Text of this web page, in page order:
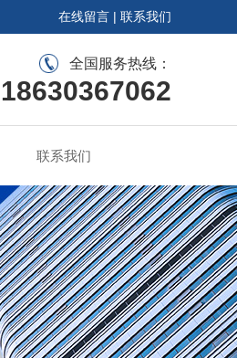
在线留言 | 联系我们
全国服务热线：
18630367062
联系我们